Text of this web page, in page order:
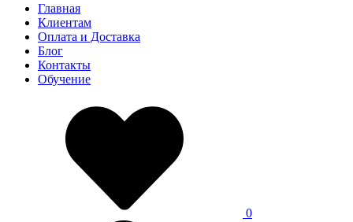
Главная
Клиентам
Оплата и Доставка
Блог
Контакты
Обучение
0